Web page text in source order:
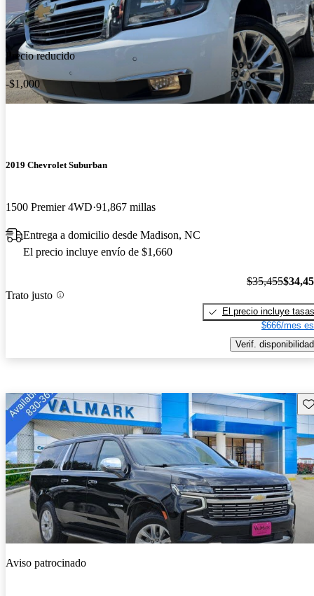
Precio reducido
-$1,000
2019 Chevrolet Suburban
1500 Premier 4WD 91,867 millas
Entrega a domicilio desde Madison, NC
El precio incluye envío de $1,660
Trato justo
$35,455
El precio incluye tasas
$666/mes
Verif. disponibilidad
Aviso patrocinado